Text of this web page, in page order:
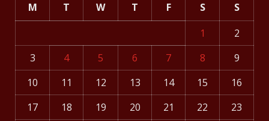
M T W T F S
S
1
2
3
4 5 6 7 8
9
10
11 12 13 14 15
16
17
18 19 20 21 22 23